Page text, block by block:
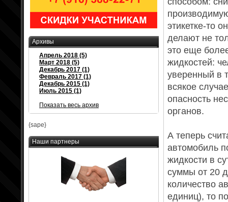
этикетке-то
делают не
это еще
жидкостей:
уверенный в
всякое
опасность
органов.
А теперь
автомобиль
жидкости в
суммы от 20
количество
единиц), то
Архивы
Апрель 2018 (5)
Март 2018 (5)
Декабрь 2017 (1)
Февраль 2017 (1)
Декабрь 2015 (1)
Июль 2015 (1)
Показать весь архив
{sape}
Наши партнеры